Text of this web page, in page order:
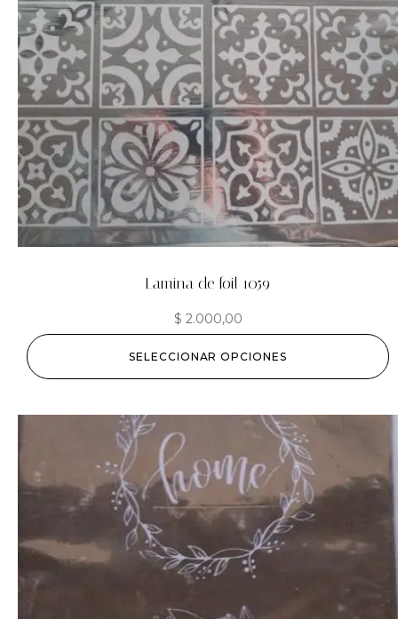
Lamina de foil 1059
$ 2.000,00
SELECCIONAR OPCIONES